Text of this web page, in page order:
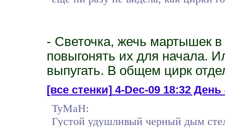
- Светочка, жечь мартышек
повыгонять их для начала.
выпугать. В общем цирк
[все стенки]4-Dec-09 18:32 День
TyMaH:
Густой удушливый черный дым